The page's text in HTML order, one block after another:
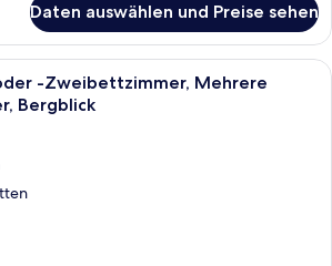
Daten auswählen und Preise sehen
Ein ordentlich bezogenes Bett mit
-Zweibettzimmer, Mehrere
Bergblick